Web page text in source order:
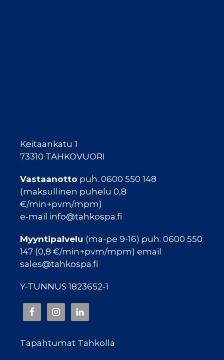
Keitaankatu 1
73310 TAHKOVUORI
Vastaanotto puh. 0600 550 148
(maksullinen puhelu 0,8
€/min+pvm/mpm)
e-mail info@tahkospa.fi
Myyntipalvelu (ma-pe 9-16) puh. 0600 550
147 (0,8 €/min+pvm/mpm) email
sales@tahkospa.fi
Y-TUNNUS 1823652-1
Tapahtumat Tahkolla